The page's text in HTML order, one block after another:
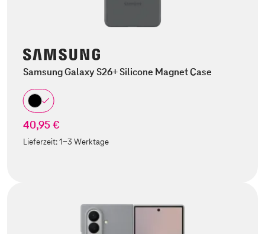
Samsung Galaxy S26+ Silicone Magnet Case
40,95 €
Lieferzeit:1-3 Werktage